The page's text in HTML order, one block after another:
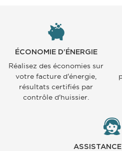
ÉCONOMIE D’ÉNERGIE
Réalisez des économies sur
votre facture d'énergie,
résultats certifiés par
contrôle d'huissier.